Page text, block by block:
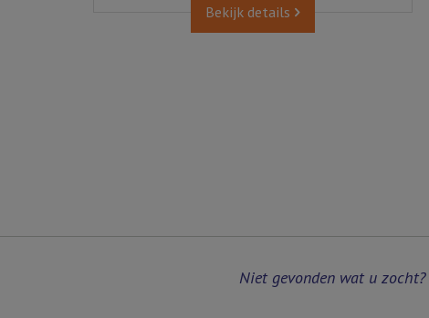
Bekijk details
Niet gevonden wat u zocht?